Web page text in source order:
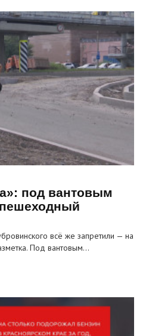
под вантовым
всё же запретили — на
Под вантовым…